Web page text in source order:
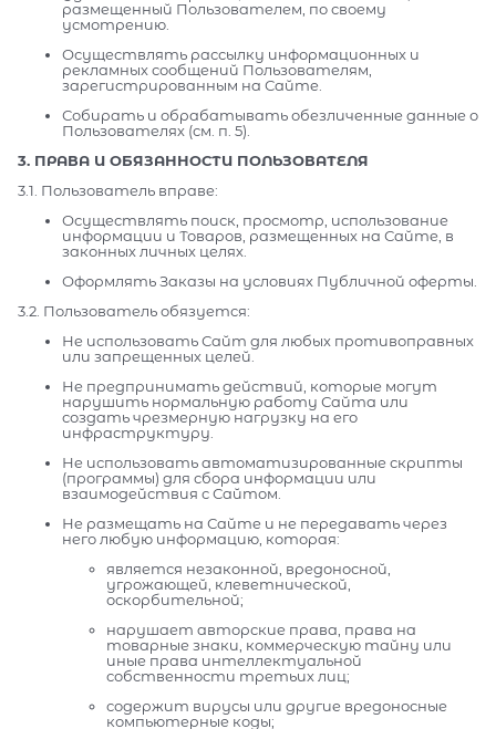
размещенный Пользователем, по своему
усмотрению.
Осуществлять рассылку информационных и
рекламных сообщений Пользователям,
зарегистрированным на Сайте.
Собирать и обрабатывать обезличенные данные о
Пользователях (см. п. 5).
3. ПРАВА И ОБЯЗАННОСТИ ПОЛЬЗОВАТЕЛЯ
3.1. Пользователь вправе:
Осуществлять поиск, просмотр, использование
информации и Товаров, размещенных на Сайте, в
законных личных целях.
Оформлять Заказы на условиях Публичной оферты.
3.2. Пользователь обязуется:
Не использовать Сайт для любых противоправных
или запрещенных целей.
Не предпринимать действий, которые могут
нарушить нормальную работу Сайта или
создать чрезмерную нагрузку на его
инфраструктуру.
Не использовать автоматизированные скрипты
(программы) для сбора информации или
взаимодействия с Сайтом.
Не размещать на Сайте и не передавать через
него любую информацию, которая:
является незаконной, вредоносной,
угрожающей, клеветнической,
оскорбительной;
нарушает авторские права, права на
товарные знаки, коммерческую тайну или
иные права интеллектуальной
собственности третьих лиц;
содержит вирусы или другие вредоносные
компьютерные коды;